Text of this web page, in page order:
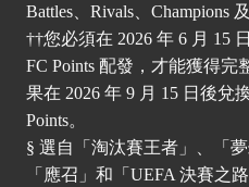
Battles、Rivals、Champions
††您必須在 2026 年 6 月 15
FC Points 配發，才能獲得完
果在 2026 年 9 月 15 日後兌
Points。
§ 選自「淘汰賽王者」、「
「應召」和「UEFA 決賽之路